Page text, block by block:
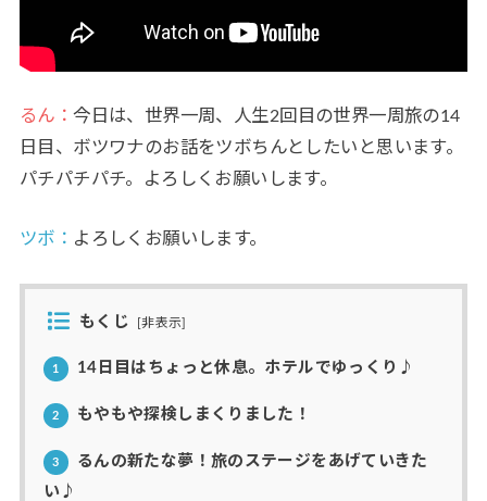
るん：今日は、世界一周、人生2回目の世界一周旅の14
日目、ボツワナのお話をツボちんとしたいと思います。
パチパチパチ。よろしくお願いします。
ツボ： よろしくお願いします。
もくじ [非表示
1 14日目はちょっと休息。ホテルでゆっくり♪
2 もやもや探検しまくりました！
3
るんの新たな夢！旅のステージをあげていきた
い♪